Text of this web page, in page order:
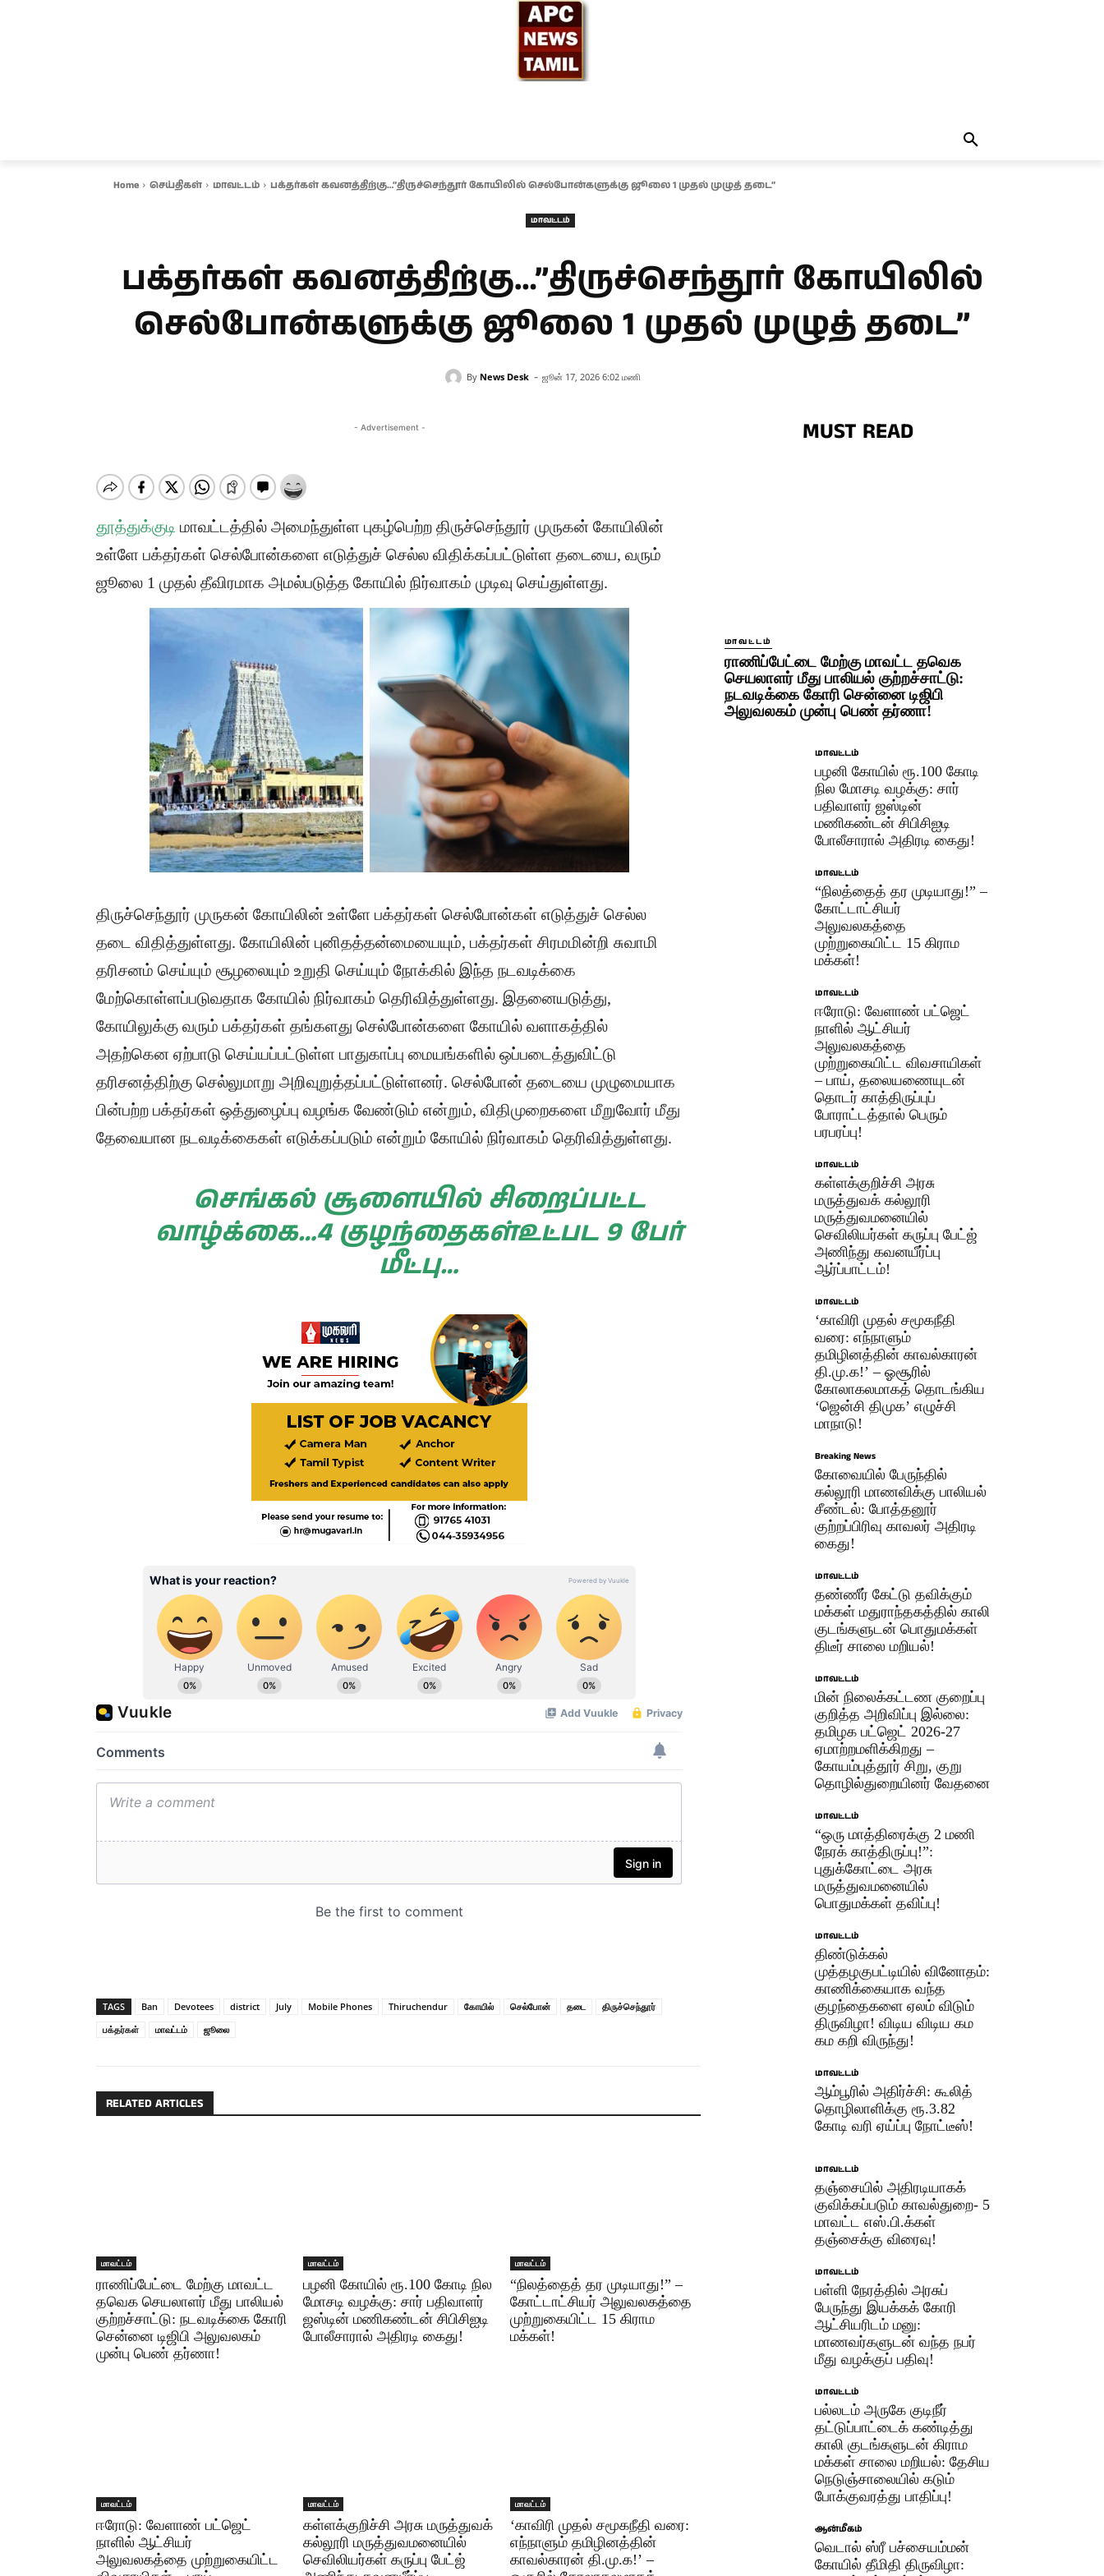
Home செய்திகள் மாவட்டம் பக்தர்கள் கவனத்திற்கு…”திருச்செந்தூர் கோயிலில் செல்போன்களுக்கு ஜூலை 1 முதல் முழுத் தடை”
மாவட்டம்
பக்தர்கள் கவனத்திற்கு…”திருச்செந்தூர் கோயிலில்
செல்போன்களுக்கு ஜூலை 1 முதல் முழுத் தடை”
By News Desk - ஜூன் 17, 2026 6:02 மணி
- Advertisement -
தூத்துக்குடி மாவட்டத்தில் அமைந்துள்ள புகழ்பெற்ற திருச்செந்தூர் முருகன் கோயிலின்
உள்ளே பக்தர்கள் செல்போன்களை எடுத்துச் செல்ல விதிக்கப்பட்டுள்ள தடையை, வரும்
ஜூலை 1 முதல் தீவிரமாக அமல்படுத்த கோயில் நிர்வாகம் முடிவு செய்துள்ளது.
திருச்செந்தூர் முருகன் கோயிலின் உள்ளே பக்தர்கள் செல்போன்கள் எடுத்துச் செல்ல
தடை விதித்துள்ளது. கோயிலின் புனிதத்தன்மையையும், பக்தர்கள் சிரமமின்றி சுவாமி
தரிசனம் செய்யும் சூழலையும் உறுதி செய்யும் நோக்கில் இந்த நடவடிக்கை
மேற்கொள்ளப்படுவதாக கோயில் நிர்வாகம் தெரிவித்துள்ளது. இதனையடுத்து,
கோயிலுக்கு வரும் பக்தர்கள் தங்களது செல்போன்களை கோயில் வளாகத்தில்
அதற்கென ஏற்பாடு செய்யப்பட்டுள்ள பாதுகாப்பு மையங்களில் ஒப்படைத்துவிட்டு
தரிசனத்திற்கு செல்லுமாறு அறிவுறுத்தப்பட்டுள்ளனர். செல்போன் தடையை முழுமையாக
பின்பற்ற பக்தர்கள் ஒத்துழைப்பு வழங்க வேண்டும் என்றும், விதிமுறைகளை மீறுவோர் மீது
தேவையான நடவடிக்கைகள் எடுக்கப்படும் என்றும் கோயில் நிர்வாகம் தெரிவித்துள்ளது.
செங்கல் சூளையில் சிறைப்பட்ட
வாழ்க்கை…4 குழந்தைகள்உட்பட 9 பேர்
மீட்பு…
TAGS Ban Devotees district July Mobile Phones Thiruchendur கோயில் செல்போன் தடை
திருச்செந்தூர்
பக்தர்கள்
மாவட்டம் ஜூலை
RELATED ARTICLES
மாவட்டம்
ராணிப்பேட்டை மேற்கு மாவட்ட
தவெக செயலாளர் மீது பாலியல்
குற்றச்சாட்டு: நடவடிக்கை கோரி
சென்னை டிஜிபி அலுவலகம்
முன்பு பெண் தர்ணா!
மாவட்டம்
பழனி கோயில் ரூ.100 கோடி நில
மோசடி வழக்கு: சார் பதிவாளர்
ஜஸ்டின் மணிகண்டன் சிபிசிஐடி
போலீசாரால் அதிரடி கைது!
மாவட்டம்
“நிலத்தைத் தர முடியாது!” –
கோட்டாட்சியர் அலுவலகத்தை
முற்றுகையிட்ட 15 கிராம
மக்கள்!
மாவட்டம்
ஈரோடு: வேளாண் பட்ஜெட்
நாளில் ஆட்சியர்
அலுவலகத்தை முற்றுகையிட்ட
மாவட்டம்
கள்ளக்குறிச்சி அரசு மருத்துவக்
கல்லூரி மருத்துவமனையில்
செவிலியர்கள் கருப்பு பேட்ஜ்
மாவட்டம்
‘காவிரி முதல் சமூகநீதி வரை:
எந்நாளும் தமிழினத்தின்
காவல்காரன் தி.மு.க!’ –
MUST READ
மாவட்டம்
ராணிப்பேட்டை மேற்கு மாவட்ட தவெக
செயலாளர் மீது பாலியல் குற்றச்சாட்டு:
நடவடிக்கை கோரி சென்னை டிஜிபி
அலுவலகம் முன்பு பெண் தர்ணா!
மாவட்டம்
பழனி கோயில் ரூ.100 கோடி
நில மோசடி வழக்கு: சார்
பதிவாளர் ஜஸ்டின்
மணிகண்டன் சிபிசிஐடி
போலீசாரால் அதிரடி கைது!
மாவட்டம்
“நிலத்தைத் தர முடியாது!” –
கோட்டாட்சியர்
அலுவலகத்தை
முற்றுகையிட்ட 15 கிராம
மக்கள்!
மாவட்டம்
ஈரோடு: வேளாண் பட்ஜெட்
நாளில் ஆட்சியர்
அலுவலகத்தை
முற்றுகையிட்ட விவசாயிகள்
– பாய், தலையணையுடன்
தொடர் காத்திருப்புப்
போராட்டத்தால் பெரும்
பரபரப்பு!
மாவட்டம்
கள்ளக்குறிச்சி அரசு
மருத்துவக் கல்லூரி
மருத்துவமனையில்
செவிலியர்கள் கருப்பு பேட்ஜ்
அணிந்து கவனயீர்ப்பு
ஆர்ப்பாட்டம்!
மாவட்டம்
‘காவிரி முதல் சமூகநீதி
வரை: எந்நாளும்
தமிழினத்தின் காவல்காரன்
தி.மு.க!’ – ஓசூரில்
கோலாகலமாகத் தொடங்கிய
‘ஜென்சி திமுக’ எழுச்சி
மாநாடு!
Breaking News
கோவையில் பேருந்தில்
கல்லூரி மாணவிக்கு பாலியல்
சீண்டல்: போத்தனூர்
குற்றப்பிரிவு காவலர் அதிரடி
கைது!
மாவட்டம்
தண்ணீர் கேட்டு தவிக்கும்
மக்கள் மதுராந்தகத்தில் காலி
குடங்களுடன் பொதுமக்கள்
திடீர் சாலை மறியல்!
மாவட்டம்
மின் நிலைக்கட்டண குறைப்பு
குறித்த அறிவிப்பு இல்லை:
தமிழக பட்ஜெட் 2026-27
ஏமாற்றமளிக்கிறது –
கோயம்புத்தூர் சிறு, குறு
தொழில்துறையினர் வேதனை
மாவட்டம்
“ஒரு மாத்திரைக்கு 2 மணி
நேரக் காத்திருப்பு!”:
புதுக்கோட்டை அரசு
மருத்துவமனையில்
பொதுமக்கள் தவிப்பு!
மாவட்டம்
திண்டுக்கல்
முத்தழகுபட்டியில் வினோதம்:
காணிக்கையாக வந்த
குழந்தைகளை ஏலம் விடும்
திருவிழா! விடிய விடிய கம
கம கறி விருந்து!
மாவட்டம்
ஆம்பூரில் அதிர்ச்சி: கூலித்
தொழிலாளிக்கு ரூ.3.82
கோடி வரி ஏய்ப்பு நோட்டீஸ்!
மாவட்டம்
தஞ்சையில் அதிரடியாகக்
குவிக்கப்படும் காவல்துறை- 5
மாவட்ட எஸ்.பி.க்கள்
தஞ்சைக்கு விரைவு!
மாவட்டம்
பள்ளி நேரத்தில் அரசுப்
பேருந்து இயக்கக் கோரி
ஆட்சியரிடம் மனு:
மாணவர்களுடன் வந்த நபர்
மீது வழக்குப் பதிவு!
மாவட்டம்
பல்லடம் அருகே குடிநீர்
தட்டுப்பாட்டைக் கண்டித்து
காலி குடங்களுடன் கிராம
மக்கள் சாலை மறியல்: தேசிய
நெடுஞ்சாலையில் கடும்
போக்குவரத்து பாதிப்பு!
ஆன்மீகம்
வெடால் ஸ்ரீ பச்சையம்மன்
கோயில் தீமிதி திருவிழா: